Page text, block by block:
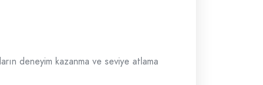
deneyim kazanma ve seviye atlama